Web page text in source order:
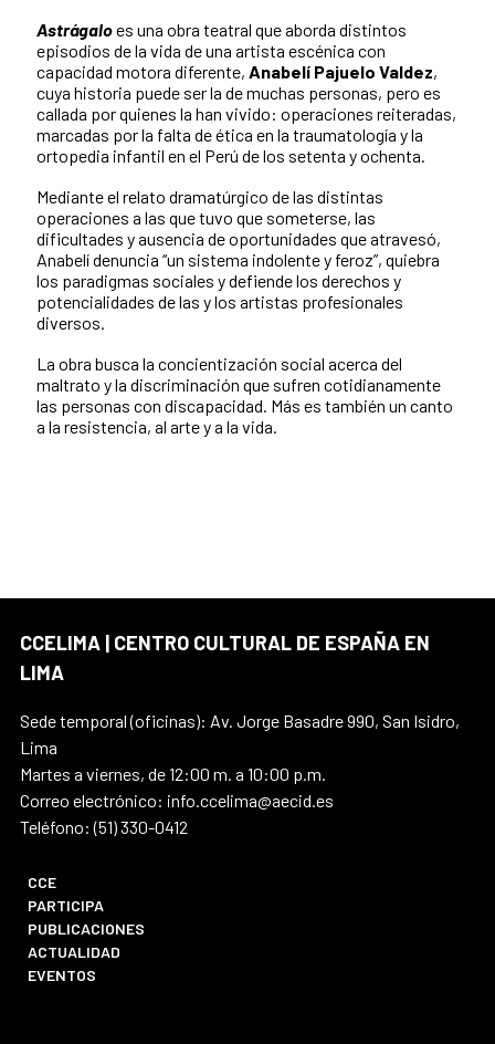
Astrágaloes una obra teatral que aborda distintos
episodios de la vida de una artista escénica con
capacidad motora diferente, Anabelí Pajuelo Valdez,
cuya historia puede ser la de muchas personas, pero es
callada por quienes la han vivido: operaciones reiteradas,
marcadas por la falta de ética en la traumatología y la
ortopedia infantil en el Perú de los setenta y ochenta.
Mediante el relato dramatúrgico de las distintas
operaciones a las que tuvo que someterse, las
dificultades y ausencia de oportunidades que atravesó,
Anabelí denuncia “un sistema indolente y feroz”, quiebra
los paradigmas sociales y defiende los derechos y
potencialidades de las y los artistas profesionales
diversos.
La obra busca la concientización social acerca del
maltrato y la discriminación que sufren cotidianamente
las personas con discapacidad. Más es también un canto
a la resistencia, al arte y a la vida.
CCELIMA | CENTRO CULTURAL DE ESPAÑA EN
LIMA
Sede temporal (oficinas): Av. Jorge Basadre 990, San Isidro,
Lima
Martes a viernes, de 12:00 m. a 10:00 p.m.
Correo electrónico: info.ccelima@aecid.es
Teléfono: (51) 330-0412
CCE
PARTICIPA
PUBLICACIONES
ACTUALIDAD
EVENTOS